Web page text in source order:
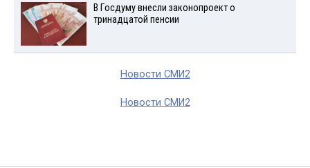
В Госдуму внесли законопроект о
тринадцатой пенсии
Новости СМИ2
Новости СМИ2